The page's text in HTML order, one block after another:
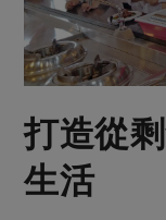
奶蛋豆・五穀
蛋
豆製品
肉品・水產
麵食
肉食
海鮮
常備菜
蔬食
蛋料理
把最好的台灣味帶
防災用品預購圓滿結
更多預購活動
觀點文章
主婦食堂
社內大小事
產品故事
樂齡生活
關於合作社
關於我們
合作社組織
打造從
生活